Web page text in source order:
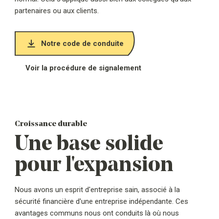
partenaires ou aux clients.
Notre code de conduite
Voir la procédure de signalement
Croissance durable
Une base solide
pour l'expansion
Nous avons un esprit d'entreprise sain, associé à la
sécurité financière d'une entreprise indépendante. Ces
avantages communs nous ont conduits là où nous